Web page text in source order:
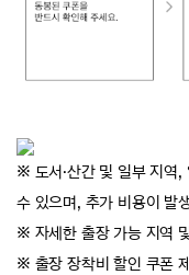
※ 도서·산간 및 일부 지역,
수 있으며, 추가 비용이 발
※ 자세한 출장 가능 지역
※ 출장 장착비 할인 쿠폰